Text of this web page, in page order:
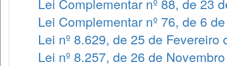
Lei Complementar nº 76, de 6
Lei nº 8.629, de 25 de Fevereiro
Lei nº 8.257, de 26 de